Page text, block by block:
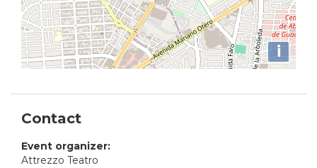
i
Contact
Event organizer:
Attrezzo Teatro